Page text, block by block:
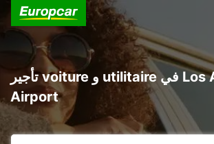
تأجير voiture و utilitaire في Los Angeles
Airport